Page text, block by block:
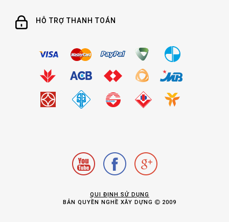
HỖ TRỢ THANH TOÁN
QUI ĐỊNH SỬ DỤNG
BẢN QUYỀN NGHỀ XÂY DỰNG
2009